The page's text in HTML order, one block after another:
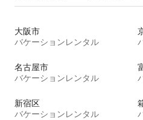
大阪市
バケーションレンタル
名古屋市
バケーションレンタル
新宿区
バケーションレンタル